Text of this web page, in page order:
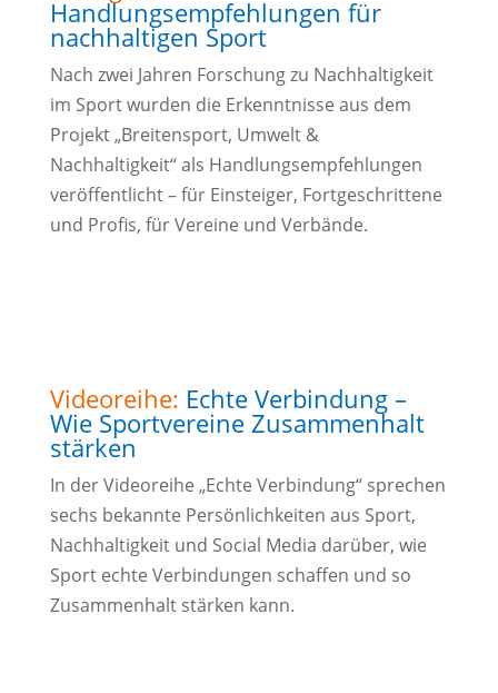
Handlungsempfehlungen für
nachhaltigen Sport
Nach zwei Jahren Forschung zu Nachhaltigkeit
im Sport wurden die Erkenntnisse aus dem
Projekt „Breitensport, Umwelt &
Nachhaltigkeit“ als Handlungsempfehlungen
veröffentlicht – für Einsteiger, Fortgeschrittene
und Profis, für Vereine und Verbände.
Videoreihe: Echte Verbindung –
Wie Sportvereine Zusammenhalt
stärken
In der Videoreihe „Echte Verbindung“ sprechen
sechs bekannte Persönlichkeiten aus Sport,
Nachhaltigkeit und Social Media darüber, wie
Sport echte Verbindungen schaffen und so
Zusammenhalt stärken kann.